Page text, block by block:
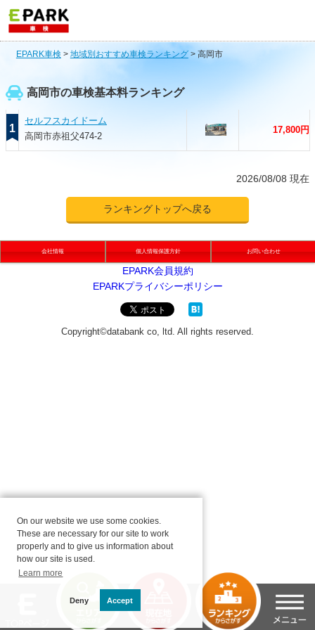
EPARK車検 > 地域別おすすめ車検ランキング> 高岡市
高岡市の車検基本料ランキング
1
セルフスカイドーム
高岡市赤祖父474-2
17,800円
2026/08/08 現在
ランキングトップへ戻る
会社情報 個人情報保護方針 お問い合わせ
On our website we use some cookies.
These are necessary for our site to work
properly and to give us information about
how our site is used.
Learn more
Deny Accept